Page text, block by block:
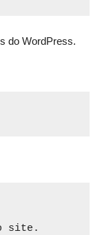
do WordPress.
site.